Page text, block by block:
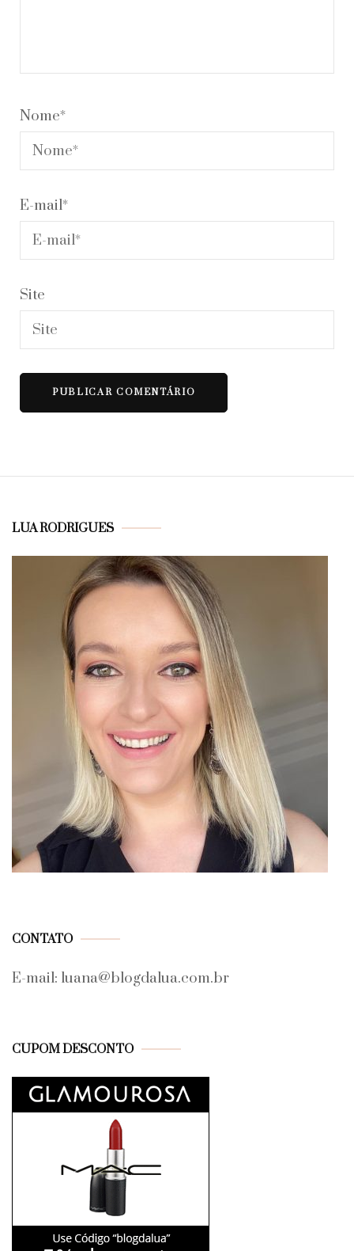
Nome*
E-mail*
Site
LUA RODRIGUES
CONTATO
E-mail: luana@blogdalua.com.br
CUPOM DESCONTO